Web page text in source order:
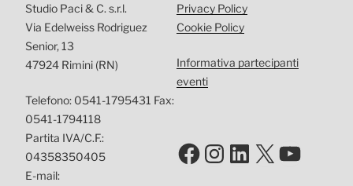
Studio Paci & C. s.r.l.
Via Edelweiss Rodriguez
Senior, 13
47924 Rimini (RN)
Telefono: 0541-1795431 Fax:
0541-1794118
Partita IVA/C.F.:
04358350405
E-mail:
Privacy Policy
Cookie Policy
Informativa partecipanti
eventi
Facebook
Instagram
LinkedIn
X